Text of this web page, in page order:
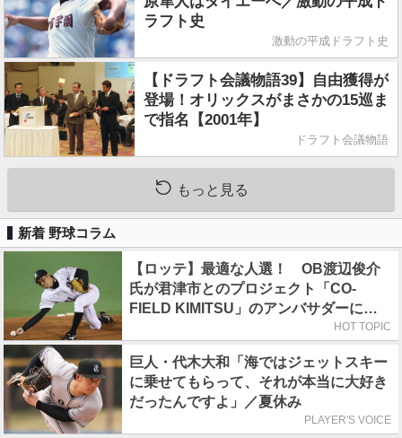
ラフト史
激動の平成ドラフト史
【ドラフト会議物語39】自由獲得が
登場！オリックスがまさかの15巡ま
で指名【2001年】
ドラフト会議物語
もっと見る
新着 野球コラム
【ロッテ】最適な人選！ OB渡辺俊介
氏が君津市とのプロジェクト「CO-
FIELD KIMITSU」のアンバサダーに就
HOT TOPIC
巨人・代木大和「海ではジェットスキー
に乗せてもらって、それが本当に大好き
だったんですよ」／夏休み
PLAYER'S VOICE